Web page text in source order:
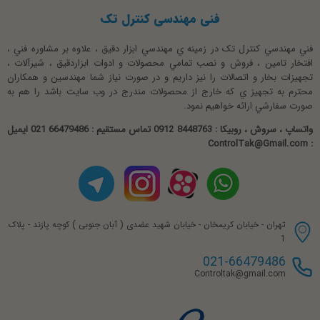
مایعات طراحی شده است.
نصب :
شیر وکیوم بریکر استیل
روی سیستم نصب گردد در غیراینصورت در عملکرد دچار تداخل و خطا
* فرق خلاء شکن 1501 با خلاشکن 1502 چیست
ای دو تیپ خلاشکن ( وکیوم بریکر ) دقیقا از تمامی موارد یکی و شبیه
به یکدیگر می باشند و تنها اختلاف در متریال بدنه هر یک می باشد.
نظرات کاربران
سلوکی
عالی
بسیار خوب .راضی بودم
ممنون
فنی مهندسی کنترل تک
فني مهندسي کنترل تک در زمينه ي مهندسي ابزار دقيق ، علاوه بر مشاوره فني ،
افتخار تامين ، فروش و نصب تمامي محصولات و ادوات ابزاردقيق ، شيرآلات ،
تجهيزات بخار و اتصالات را نيز داريم و در صورت نياز شما مهندسين و همکاران
محترم به تجهيز ي که خارج از محصولات مندرج در وب سايت باشد را هم به
صورت سفارشي ارائه خواهيم نمود.
واتساپ ، سروش ، روبیکا : 8448763 0912 تماس مستقیم : 66479486 021 ایمیل
: ControlTak@Gmail.com
تهران - خیابان کریمخان - خیابان شهید عضدی ( آبان جنوبی ) کوچه پازند - پلاک
1
021-66479486
Controltak@gmail.com